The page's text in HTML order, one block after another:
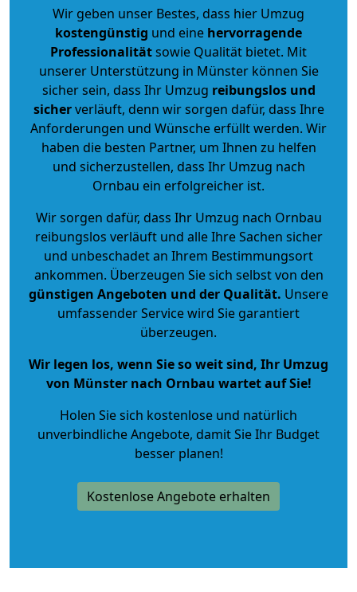
Wir geben unser Bestes, dass hier Umzug
kostengünstig und eine hervorragende
Professionalitätsowie Qualität bietet. Mit
unserer Unterstützung in Münster können Sie
sicher sein, dass Ihr Umzug reibungslos und
sicherverläuft, denn wir sorgen dafür, dass Ihre
Anforderungen und Wünsche erfüllt werden. Wir
haben die besten Partner, um Ihnen zu helfen
und sicherzustellen, dass Ihr Umzug nach
Ornbau ein erfolgreicher ist.
Wir sorgen dafür, dass Ihr Umzug nach Ornbau
reibungslos verläuft und alle Ihre Sachen sicher
und unbeschadet an Ihrem Bestimmungsort
ankommen. Überzeugen Sie sich selbst von den
günstigen Angeboten und der Qualität. Unsere
umfassender Service wird Sie garantiert
überzeugen.
Wir legen los, wenn Sie so weit sind, Ihr Umzug
von Münster nach Ornbau wartet auf Sie!
Holen Sie sich kostenlose und natürlich
unverbindliche Angebote, damit Sie Ihr Budget
besser planen!
Kostenlose Angebote erhalten